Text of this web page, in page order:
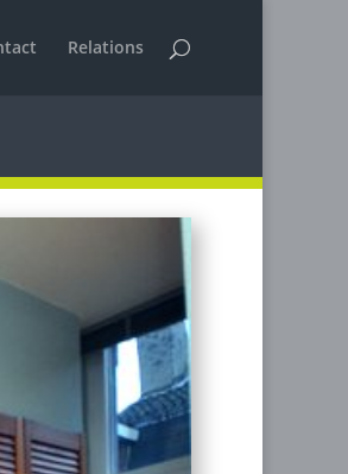
Relations